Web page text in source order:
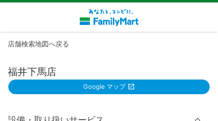
店舗検索地図へ戻る
福井下馬店
Google マップ